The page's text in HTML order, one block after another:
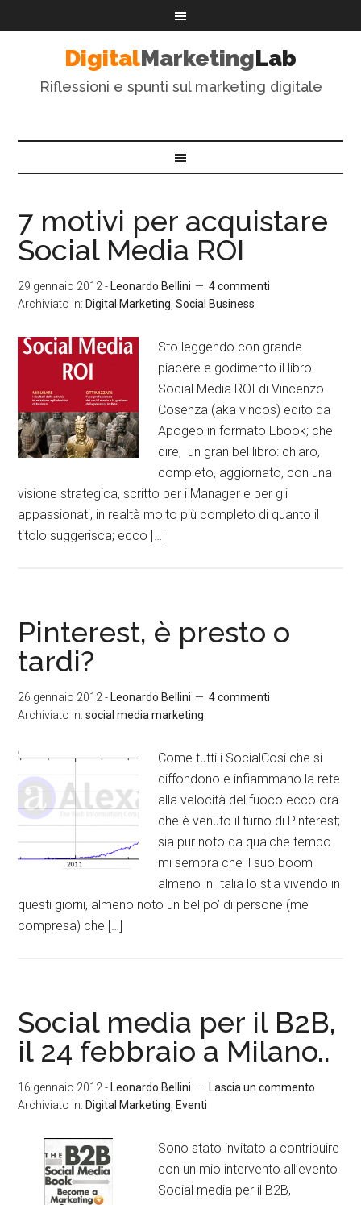
DigitalMarketingLab
Riflessioni e spunti sul marketing digitale
7 motivi per acquistare
Social Media ROI
29 gennaio 2012 - Leonardo Bellini
4 commenti
Archiviato in: Digital Marketing ,Social Business
Sto leggendo con grande
piacere e godimento il libro
Social Media ROI di Vincenzo
Cosenza (aka vincos) edito da
Apogeo in formato Ebook; che
dire, un gran bel libro: chiaro,
completo, aggiornato, con una
visione strategica, scritto per i Manager e per gli
appassionati, in realtà molto più completo di quanto il
titolo suggerisca; ecco […]
Pinterest, è presto o
tardi?
26 gennaio 2012 - Leonardo Bellini
4 commenti
Archiviato in:social media marketing
Come tutti i SocialCosi che si
diffondono e infiammano la rete
alla velocità del fuoco ecco ora
che è venuto il turno di Pinterest;
sia pur noto da qualche tempo
mi sembra che il suo boom
almeno in Italia lo stia vivendo in
questi giorni, almeno noto un bel po’ di persone (me
compresa) che […]
Social media per il B2B,
il 24 febbraio a Milano..
16 gennaio 2012 - Leonardo Bellini
Lascia un commento
Archiviato in: Digital Marketing Eventi
Sono stato invitato a contribuire
con un mio intervento all’evento
Social media per il B2B,